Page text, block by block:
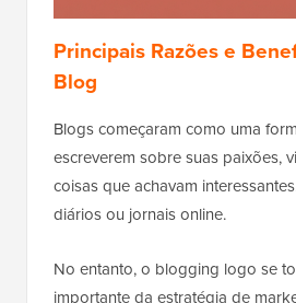
Principais Razões e
Blog
Blogs começaram como uma
escreverem sobre suas paixões,
coisas que achavam
diários ou jornais online.
No entanto, o blogging logo se
importante da estratégia de